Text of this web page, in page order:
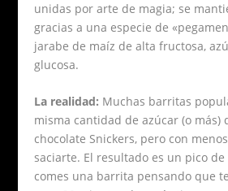
unidas por arte de magia; se
gracias a una especie de
jarabe de maíz de alta fructosa,
glucosa.
La realidad: Muchas barritas
misma cantidad de azúcar (o más)
chocolate Snickers, pero con
saciarte. El resultado es un pico
comes una barrita pensando que